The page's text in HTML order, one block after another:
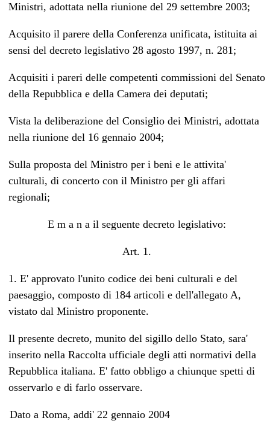
Ministri, adottata nella riunione del 29 settembre 2003;
Acquisito il parere della Conferenza unificata, istituita ai
sensi del decreto legislativo 28 agosto 1997, n. 281;
Acquisiti i pareri delle competenti commissioni del Senato
della Repubblica e della Camera dei deputati;
Vista la deliberazione del Consiglio dei Ministri, adottata
nella riunione del 16 gennaio 2004;
Sulla proposta del Ministro per i beni e le attivita'
culturali, di concerto con il Ministro per gli affari
regionali;
E m a n a il seguente decreto legislativo:
Art. 1.
1. E' approvato l'unito codice dei beni culturali e del
paesaggio, composto di 184 articoli e dell'allegato A,
vistato dal Ministro proponente.
Il presente decreto, munito del sigillo dello Stato, sara'
inserito nella Raccolta ufficiale degli atti normativi della
Repubblica italiana. E' fatto obbligo a chiunque spetti di
osservarlo e di farlo osservare.
Dato a Roma, addi' 22 gennaio 2004